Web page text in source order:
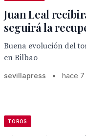
Juan Leal
seguirá la
Buena evolución del
en Bilbao
sevillapress • hace 7
TOROS